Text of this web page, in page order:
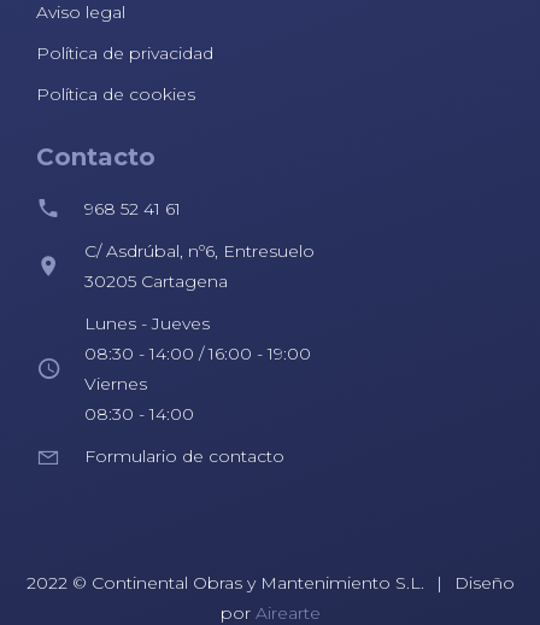
Aviso legal
Política de privacidad
Política de cookies
Contacto
968 52 41 61
C/ Asdrúbal, nº6, Entresuelo
30205 Cartagena
Lunes - Jueves
08:30 - 14:00 / 16:00 - 19:00
Viernes
08:30 - 14:00
Formulario de contacto
2022 © Continental Obras y Mantenimiento S.L. |
Diseño
por Airearte